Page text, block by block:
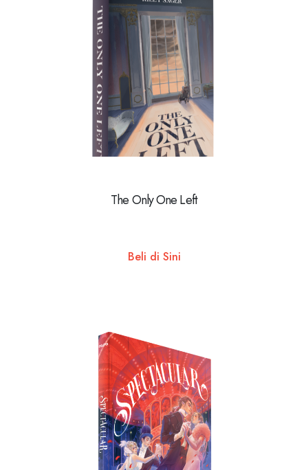
The Only One Left
Beli di Sini